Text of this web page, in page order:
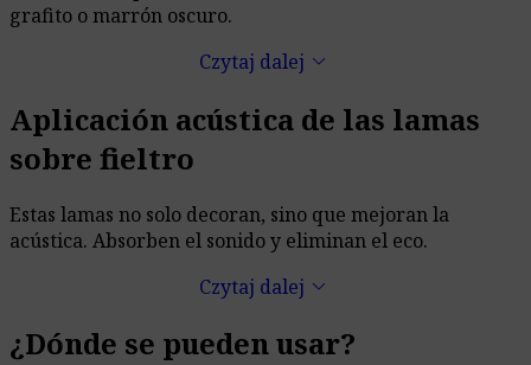
grafito o marrón oscuro.
Czytaj dalej keyboard_arrow_down
Aplicación acústica de las lamas
sobre fieltro
Estas lamas no solo decoran, sino que mejoran la
acústica. Absorben el sonido y eliminan el eco.
Czytaj dalej keyboard_arrow_down
¿Dónde se pueden usar?